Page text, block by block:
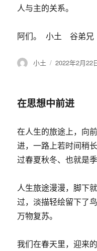
人与主的关系。
阿们。 小土 谷弟兄
作
小土
发
2022年2月22
在思想中前进
在人生的旅途上，向
进，一路上若时间稍
过春夏秋冬、也就是季
人生旅途漫漫，脚下
过，淡描轻绘留下了
万物复苏。
我们在春天里，迎来